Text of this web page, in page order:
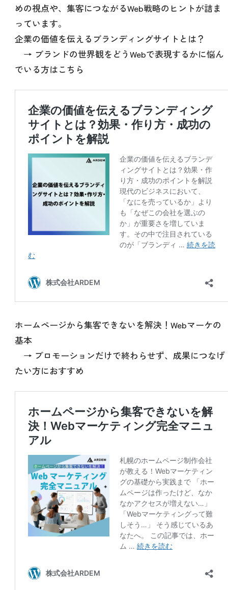
めの視点や、集客につながるWeb戦略のヒントが詰ま
っています。
企業の価値を伝えるブランディングサイトとは？
→ ブランドの世界観をどうWebで表現するかに悩ん
でいる方はこちら
ホームページから集客できないを解決！Webマーケの
基本
→ プロモーションだけで終わらせず、成果につなげ
たい方におすすめ